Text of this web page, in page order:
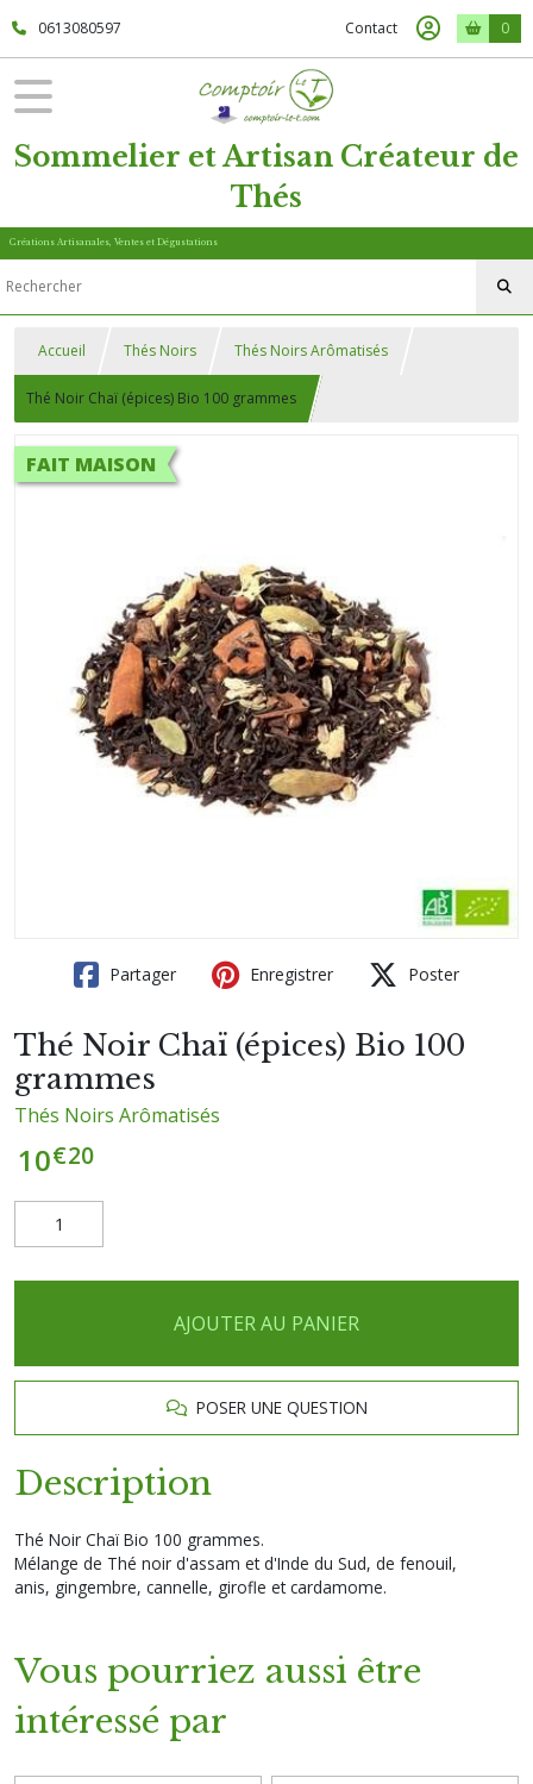
0613080597 Contact 0
Sommelier et Artisan Créateur de
Thés
Créations Artisanales, Ventes et Dégustations
Accueil Thés Noirs Thés Noirs Arômatisés
Thé Noir Chaï (épices) Bio 100 grammes
FAIT MAISON
Partager Enregistrer Poster
Thé Noir Chaï (épices) Bio 100
grammes
Thés Noirs Arômatisés
10€20
AJOUTER AU PANIER
POSER UNE QUESTION
Description
Thé Noir Chaï Bio 100 grammes.
Mélange de Thé noir d'assam et d'Inde du Sud, de fenouil,
anis, gingembre, cannelle, girofle et cardamome.
Vous pourriez aussi être
intéressé par